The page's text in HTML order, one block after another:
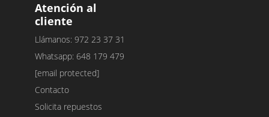
Atención al
cliente
Llámanos: 972 23 37 31
Whatsapp: 648 179 479
[email protected]
Contacto
Solicita repuestos